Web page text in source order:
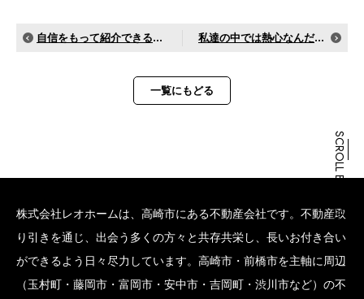
自信をもって紹介できる不動産業者です 私達の中では熱心なんだなと好感持てました
一覧にもどる
株式会社レオホームは、高崎市にある不動産会社です。不動産取
り引きを通じ、出会う多くの方々と共存共栄し、長いお付き合い
ができるよう日々尽力しています。高崎市・前橋市を主軸に周辺
（玉村町・藤岡市・富岡市・安中市・吉岡町・渋川市など）の不
SCROLL BOTTOM